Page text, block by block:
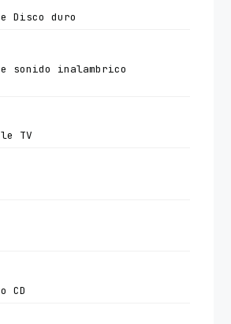
Disco duro
sonido inalambrico
TV
CD